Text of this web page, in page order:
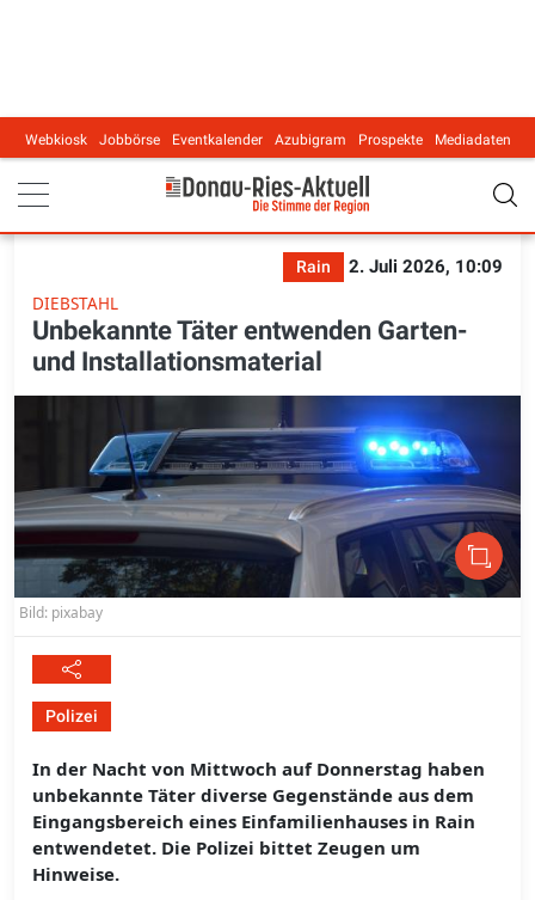
Main navigation
Webkiosk Jobbörse Eventkalender Azubigram Prospekte Mediadaten
Rain
2. Juli 2026, 10:09
DIEBSTAHL
Unbekannte Täter entwenden Garten-
und Installationsmaterial
Bild: pixabay
Polizei
In der Nacht von Mittwoch auf Donnerstag haben
unbekannte Täter diverse Gegenstände aus dem
Eingangsbereich eines Einfamilienhauses in Rain
entwendetet. Die Polizei bittet Zeugen um
Hinweise.